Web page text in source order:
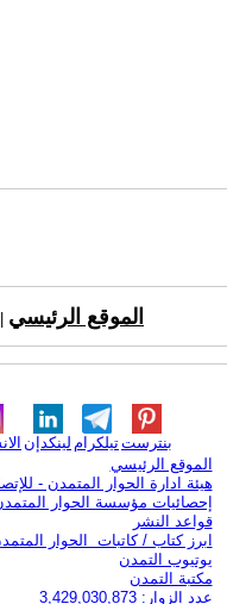
الموقع الرئيسي
لينكدإن تيلكرامبنترست
الموقع الرئيسي
هيئة ادارة الحوار المتمدن -
إحصائيات مؤسسة الحوار
قواعد النشر
ابرز كتاب / كاتبات الحوار
يوتيوب التمدن
مكتبة التمدن
عدد الزوار: 3,429,030,873